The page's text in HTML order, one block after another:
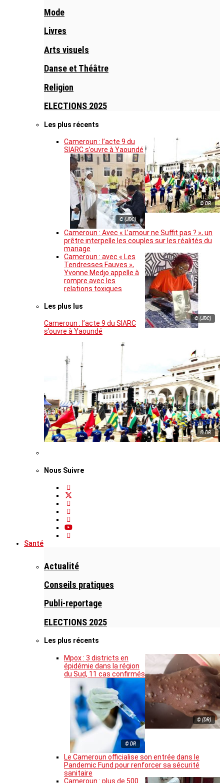
Mode
Livres
Arts visuels
Danse et Théâtre
Religion
ELECTIONS 2025
Les plus récents
© DR
Cameroun : l’acte 9 du
SIARC s’ouvre à Yaoundé
© (JDC)
Cameroun : Avec « L’amour ne Suffit pas ? », un
prêtre interpelle les couples sur les réalités du
mariage
© (JDC)
Cameroun : avec « Les
Tendresses Fauves »,
Yvonne Medjo appelle à
rompre avec les
relations toxiques
Les plus lus
Cameroun : l’acte 9 du SIARC
s’ouvre à Yaoundé
© DR
Nous Suivre
Santé
Actualité
Conseils pratiques
Publi-reportage
ELECTIONS 2025
Les plus récents
© (DR)
Mpox : 3 districts en
épidémie dans la région
du Sud, 11 cas confirmés
© DR
Le Cameroun officialise son entrée dans le
Pandemic Fund pour renforcer sa sécurité
sanitaire
Cameroun : plus de 500